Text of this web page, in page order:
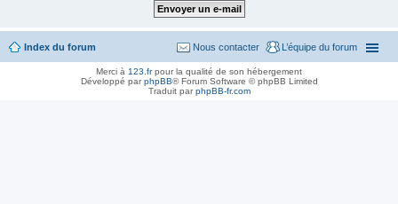
Index du forum L’équipe du forum
Nous contacter
Merci à 123.frpour la qualité de son hébergement
Développé parphpBB® Forum Software © phpBB Limited
Traduit parphpBB-fr.com